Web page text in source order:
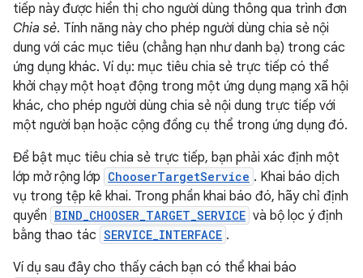
tiếp này được hiển thị cho người dùng thông qua trình đơn
Chia sẻ. Tính năng này cho phép người dùng chia sẻ nội
dung với các mục tiêu (chẳng hạn như danh bạ) trong các
ứng dụng khác. Ví dụ: mục tiêu chia sẻ trực tiếp có thể
khởi chạy một hoạt động trong một ứng dụng mạng xã hội
khác, cho phép người dùng chia sẻ nội dung trực tiếp với
một người bạn hoặc cộng đồng cụ thể trong ứng dụng đó.
Để bật mục tiêu chia sẻ trực tiếp, bạn phải xác định một
lớp mở rộng lớp ChooserTargetService . Khai báo dịch
vụ trong tệp kê khai. Trong phần khai báo đó, hãy chỉ định
quyền BIND_CHOOSER_TARGET_SERVICE và bộ lọc ý định
bằng thao tác SERVICE_INTERFACE .
Ví dụ sau đây cho thấy cách bạn có thể khai báo